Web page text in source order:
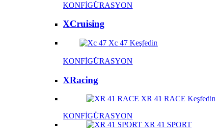
KONFİGÜRASYON
XCruising
Xc 47 Keşfedin
KONFİGÜRASYON
XRacing
XR 41 RACE Keşfedin
KONFİGÜRASYON
XR 41 SPORT